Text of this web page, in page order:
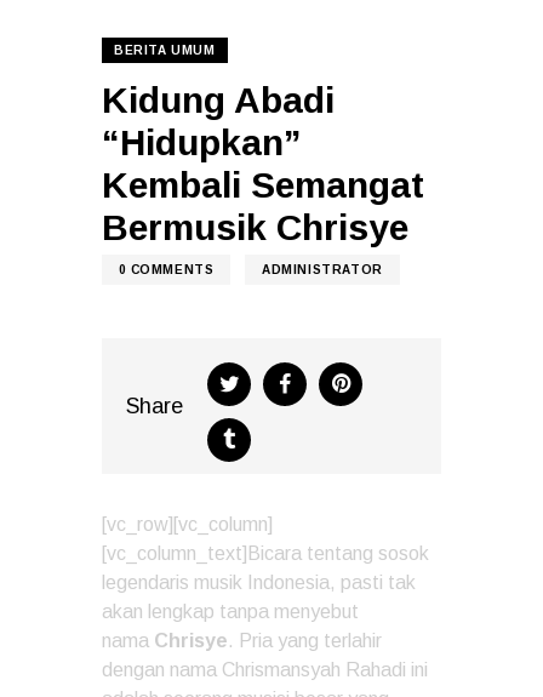
BERITA UMUM
Kidung Abadi
“Hidupkan”
Kembali Semangat
Bermusik Chrisye
0 COMMENTS ADMINISTRATOR
Share
[vc_row][vc_column]
[vc_column_text]Bicara tentang sosok
legendaris musik Indonesia, pasti tak
akan lengkap tanpa menyebut
nama Chrisye. Pria yang terlahir
dengan nama Chrismansyah Rahadi ini